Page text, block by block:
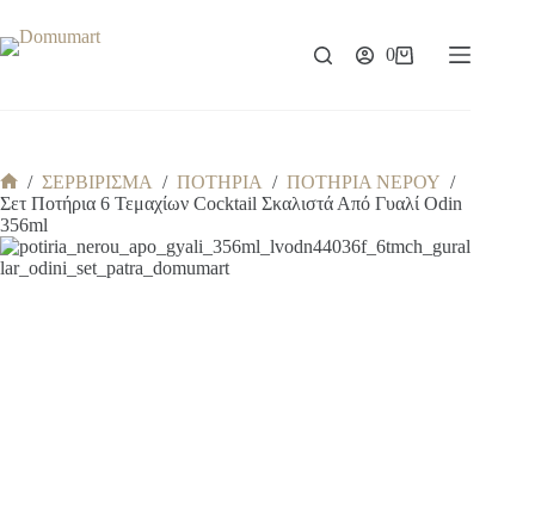
στο
περιεχόμενο
Καλάθι
0
Αρχική
σελίδα
/ ΣΕΡΒΙΡΙΣΜΑ / ΠΟΤΗΡΙΑ / ΠΟΤΗΡΙΑ ΝΕΡΟΥ /
Σετ Ποτήρια 6 Τεμαχίων Cocktail Σκαλιστά Από Γυαλί Odin
356ml